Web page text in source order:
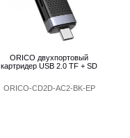
ORICO двухпортовый
картридер USB 2.0 TF + SD
ORICO-CD2D-AC2-BK-EP